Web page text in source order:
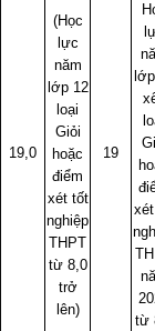
19,0 19
(Học
lực
năm
lớp 12
loại
Giỏi
hoặc
điểm
xét tốt
nghiệp
THPT
từ 8,0
trở
lên)
từ